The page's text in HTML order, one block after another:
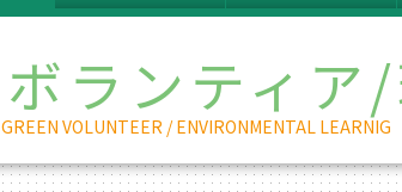
ランティア
VOLUNTEER / ENVIRONMENTAL LEARNIG